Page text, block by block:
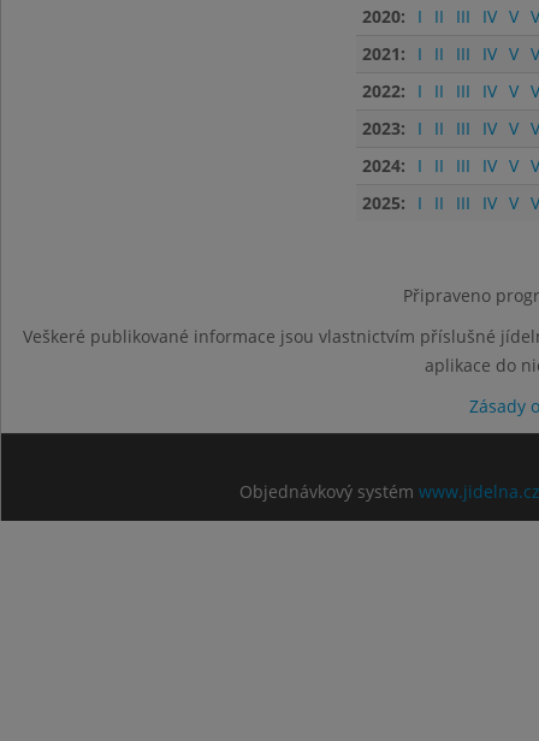
2020: I II III IV V
2021:
I II III IV V
2022:
I II III IV V
2023:
I II III IV V
2024:
I II III IV V
2025:
I II III IV V
Připraveno
Veškeré publikované informace jsou vlastnictvím příslušné
aplikace do
Zásady
Objednávkový systém www.jidelna.cz